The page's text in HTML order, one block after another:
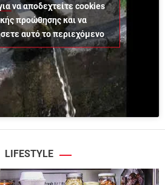
να αποδεχτείτε cookies
προώθησης και να
αυτό το περιεχόμενο
LIFESTYLE